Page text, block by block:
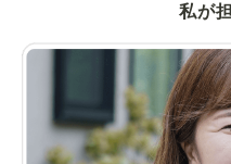
私が